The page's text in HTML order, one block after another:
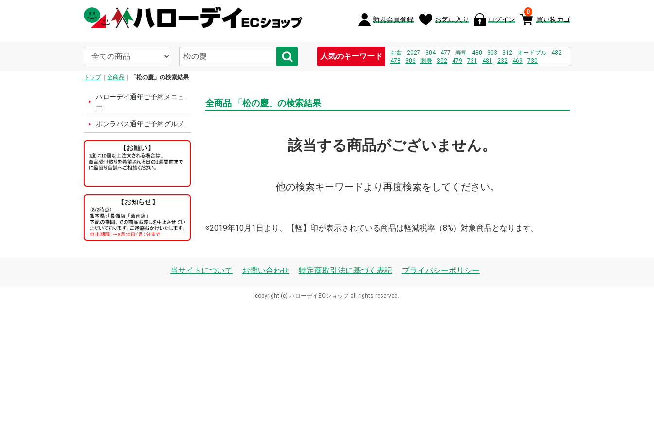
買い物カゴ
0
新規会員登録 お気に入り ログイン
人気のキーワード お盆 2027 304 477 寿司 480 303 312 オードブル
482
478
306 刺身 302 479 731 481 232 469 730
トップ 全商品 「松の慶」の検索結果
ハローデイ通年ご予約メニュ
ー
ボンラパス通年ご予約グルメ
全商品 「松の慶」の検索結果
該当する商品がございません。
他の検索キーワードより再度検索をしてください。
※2019年10月1日より、【軽】印が表示されている商品は軽減税率（8%）対象商品となります。
当サイトについて お問い合わせ 特定商取引法に基づく表記 プライバシーポリシー
copyright (c) ハローデイECショップ all rights reserved.